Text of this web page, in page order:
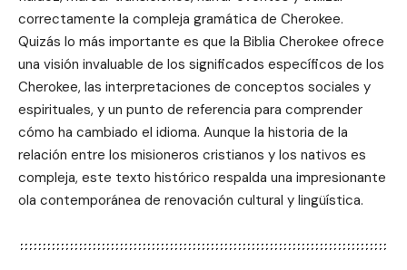
correctamente la compleja gramática de Cherokee.
Quizás lo más importante es que la Biblia Cherokee ofrece
una visión invaluable de los significados específicos de los
Cherokee, las interpretaciones de conceptos sociales y
espirituales, y un punto de referencia para comprender
cómo ha cambiado el idioma. Aunque la historia de la
relación entre los misioneros cristianos y los nativos es
compleja, este texto histórico respalda una impresionante
ola contemporánea de renovación cultural y lingüística.